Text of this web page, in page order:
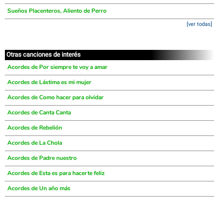
Sueños Placenteros, Aliento de Perro
[ver todas]
Otras canciones de interés
Acordes de Por siempre te voy a amar
Acordes de Lástima es mi mujer
Acordes de Como hacer para olvidar
Acordes de Canta Canta
Acordes de Rebelión
Acordes de La Chola
Acordes de Padre nuestro
Acordes de Esta es para hacerte feliz
Acordes de Un año más